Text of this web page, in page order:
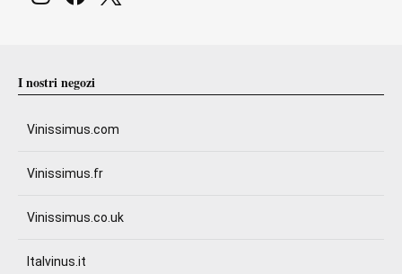
I nostri negozi
Vinissimus.com
Vinissimus.fr
Vinissimus.co.uk
Italvinus.it